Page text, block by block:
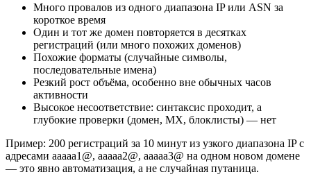
Много провалов из одного диапазона IP или ASN за
короткое время
Один и тот же домен повторяется в десятках
регистраций (или много похожих доменов)
Похожие форматы (случайные символы,
последовательные имена)
Резкий рост объёма, особенно вне обычных часов
активности
Высокое несоответствие: синтаксис проходит, а
глубокие проверки (домен, MX, блоклисты) — нет
Пример: 200 регистраций за 10 минут из узкого диапазона IP с
адресами aaaaa1@, aaaaa2@, aaaaa3@ на одном новом домене
— это явно автоматизация, а не случайная путаница.